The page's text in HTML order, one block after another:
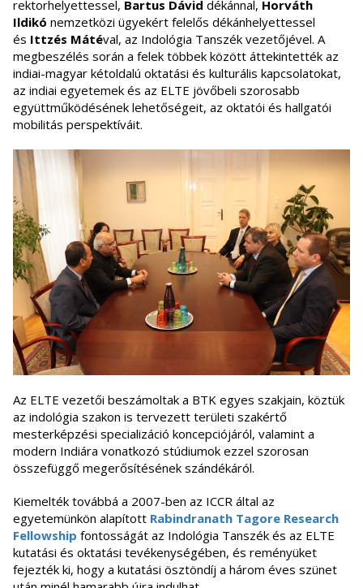
rektorhelyettessel, Bartus Dávid dékánnal, Horváth
Ildikó nemzetközi ügyekért felelős dékánhelyettessel
és Ittzés Mátéval, az Indológia Tanszék vezetőjével. A
megbeszélés során a felek többek között áttekintették az
indiai-magyar kétoldalú oktatási és kulturális kapcsolatokat,
az indiai egyetemek és az ELTE jövőbeli szorosabb
együttműködésének lehetőségeit, az oktatói és hallgatói
mobilitás perspektíváit.
Az ELTE vezetői beszámoltak a BTK egyes szakjain, köztük
az indológia szakon is tervezett területi szakértő
mesterképzési specializáció koncepciójáról, valamint a
modern Indiára vonatkozó stúdiumok ezzel szorosan
összefüggő megerősítésének szándékáról.
Kiemelték továbbá a 2007-ben az ICCR által az
egyetemünkön alapított Rabindranath Tagore Research
Fellowship fontosságát az Indológia Tanszék és az ELTE
kutatási és oktatási tevékenységében, és reményüket
fejezték ki, hogy a kutatási ösztöndíj a három éves szünet